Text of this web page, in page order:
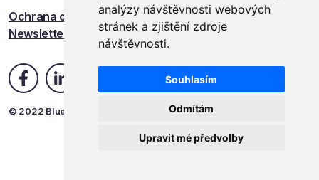
analýzy návštěvnosti webových
stránek a zjištění zdroje
návštěvnosti.
Souhlasím
Odmítám
Upravit mé předvolby
Ochrana osobních údajů
Newsletter
© 2022 Blue Events